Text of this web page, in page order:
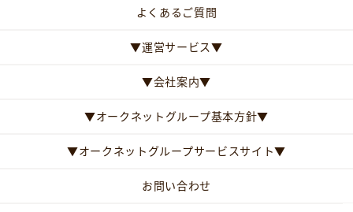
よくあるご質問
▼運営サービス▼
▼会社案内▼
▼オークネットグループ基本方針▼
▼オークネットグループサービスサイト▼
お問い合わせ